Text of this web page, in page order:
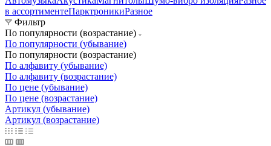
в ассортиментеПарктроникиРазное
Фильтр
По популярности (возрастание)
По популярности (убывание)
По популярности (возрастание)
По алфавиту (убывание)
По алфавиту (возрастание)
По цене (убывание)
По цене (возрастание)
Артикул (убывание)
Артикул (возрастание)